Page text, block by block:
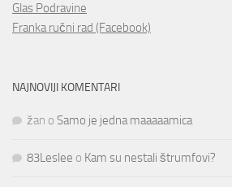
Glas Podravine
Franka ručni rad (Facebook)
NAJNOVIJI KOMENTARI
žan o Samo je jedna maaaaamica
83Leslee o Kam su nestali štrumfovi?